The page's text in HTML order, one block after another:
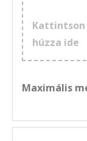
Kattintson
húzza ide
Maximális